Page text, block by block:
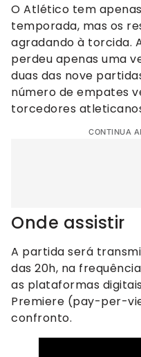
O Atlético tem
temporada, mas os
agradando à torcida.
perdeu apenas uma
duas das nove
número de empates
torcedores
CONTINUA
Onde assistir
A partida será
das 20h, na
as plataformas
Premiere (pay-per-
confronto.